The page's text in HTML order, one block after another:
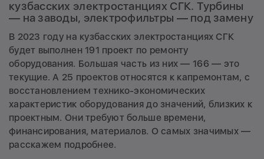
кузбасских электростанциях СГК. Турбины
— на заводы, электрофильтры — под замену
В 2023 году на кузбасских электростанциях СГК
будет выполнен 191 проект по ремонту
оборудования. Большая часть из них — 166 — это
текущие. А 25 проектов относятся к капремонтам, с
восстановлением технико-экономических
характеристик оборудования до значений, близких к
проектным. Они требуют больше времени,
финансирования, материалов. О самых значимых —
расскажем подробнее.